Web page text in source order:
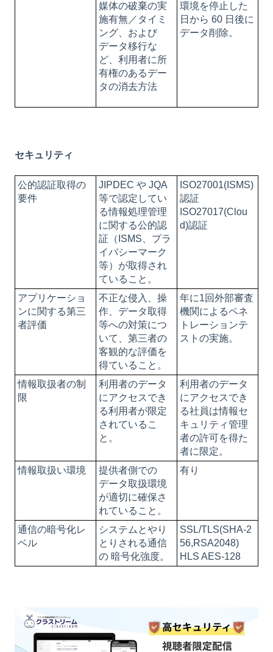
媒体の破棄の実
施有無／タイミ
ング、および
データ移行な
ど、利用者に所
有権のあるデー
タの消去方法
環境を停止した
日から 60 日後に
データ削除。
セキュリティ
公的認証取得の
要件
JIPDEC や JQA
等で認定してい
る情報処理管理
に関する公的認
証（ISMS、プラ
イバシーマーク
等）が取得され
ていること。
ISO27001(ISMS)
認証
ISO27017(Clou
d)認証
アプリケーショ
ンに関する第三
者評価
不正な侵入、操
作、データ取得
等への対策につ
いて、第三者の
客観的な評価を
得ていること。
年に1回外部審査
機関によるペネ
トレーションテ
ストの実施。
情報取扱者の制
限
利用者のデータ
にアクセスでき
る利用者が限定
されているこ
と。
利用者のデータ
にアクセスでき
る社員は情報セ
キュリティ管理
者の許可を得た
者に限定。
情報取扱い環境
提供者側での
データ取扱環境
が適切に確保さ
れていること。
有り
通信の暗号化レ
ベル
システムとやり
とりされる通信
の 暗号化強度。
SSL/TLS(SHA-2
56,RSA2048)
HLS AES-128